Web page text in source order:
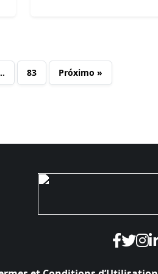
83 Próximo »